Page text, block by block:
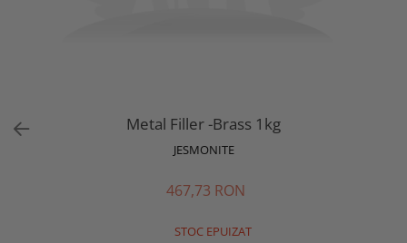
Metal Filler -Brass 1kg
JESMONITE
467,73 RON
STOC EPUIZAT